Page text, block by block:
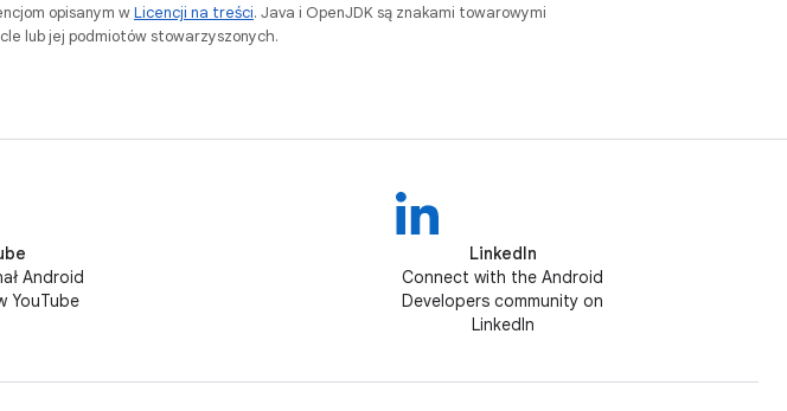
opisanym wLicencji na treści. Java i OpenJDK są znakami towarowymi
lub jej podmiotów stowarzyszonych.
Android
YouTube
LinkedIn
Connect with the Android
Developers community on
LinkedIn